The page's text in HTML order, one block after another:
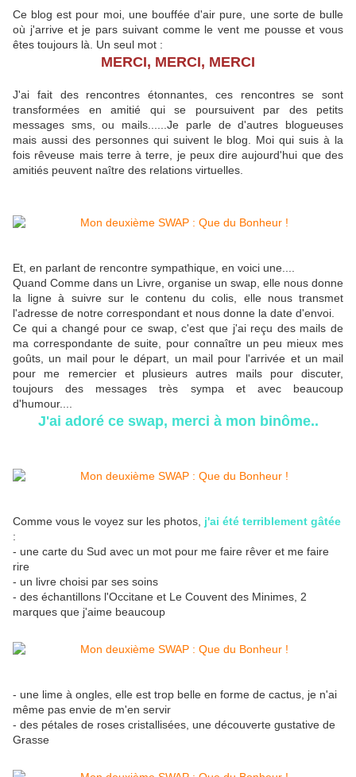
Ce blog est pour moi, une bouffée d'air pure, une sorte de bulle
où j'arrive et je pars suivant comme le vent me pousse et vous
êtes toujours là. Un seul mot :
MERCI, MERCI, MERCI
J'ai fait des rencontres étonnantes, ces rencontres se sont
transformées en amitié qui se poursuivent par des petits
messages sms, ou mails......Je parle de d'autres blogueuses
mais aussi des personnes qui suivent le blog. Moi qui suis à la
fois rêveuse mais terre à terre, je peux dire aujourd'hui que des
amitiés peuvent naître des relations virtuelles.
Et, en parlant de rencontre sympathique, en voici une....
Quand Comme dans un Livre, organise un swap, elle nous donne
la ligne à suivre sur le contenu du colis, elle nous transmet
l'adresse de notre correspondant et nous donne la date d'envoi.
Ce qui a changé pour ce swap, c'est que j'ai reçu des mails de
ma correspondante de suite, pour connaître un peu mieux mes
goûts, un mail pour le départ, un mail pour l'arrivée et un mail
pour me remercier et plusieurs autres mails pour discuter,
toujours des messages très sympa et avec beaucoup
d'humour....
J'ai adoré ce swap, merci à mon binôme..
Comme vous le voyez sur les photos, j'ai été terriblement gâtée
:
- une carte du Sud avec un mot pour me faire rêver et me faire
rire
- un livre choisi par ses soins
- des échantillons l'Occitane et Le Couvent des Minimes, 2
marques que j'aime beaucoup
- une lime à ongles, elle est trop belle en forme de cactus, je n'ai
même pas envie de m'en servir
- des pétales de roses cristallisées, une découverte gustative de
Grasse